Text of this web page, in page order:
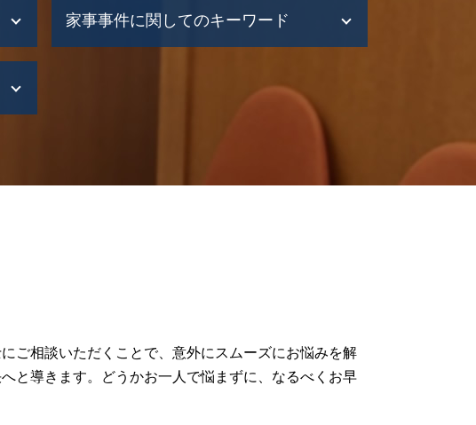
家事事件に関してのキーワード
家事事件 申立
離婚調停 流れ
ご相談いただくことで、意外にスムーズにお悩みを解
と導きます。どうかお一人で悩まずに、なるべくお早